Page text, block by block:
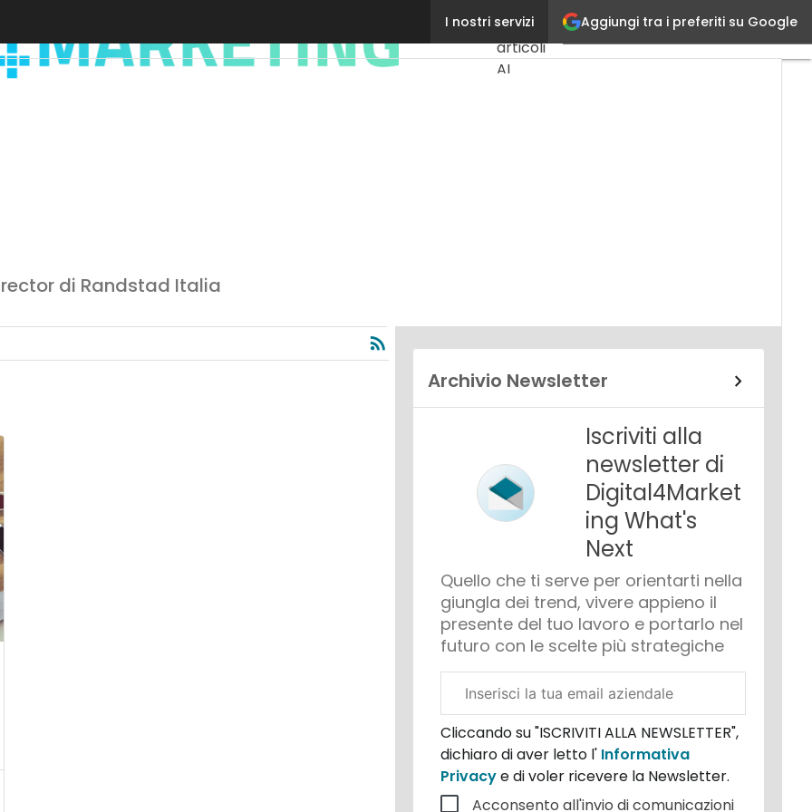
Aggiungi tra i preferiti su Google
I nostri servizi
Sirra ArnoldiUltimi
articoli
AI
di Randstad Italia
Archivio Newsletter
Iscriviti alla
newsletter di
Digital4Market
ing What's
Next
Quello che ti serve per orientarti nella
giungla dei trend, vivere appieno il
presente del tuo lavoro e portarlo nel
futuro con le scelte più strategiche
aziendale
Cliccando su "ISCRIVITI ALLA NEWSLETTER",
dichiaro di aver letto l' Informativa
Privacye di voler ricevere la Newsletter.
Acconsento all'invio di comunicazioni